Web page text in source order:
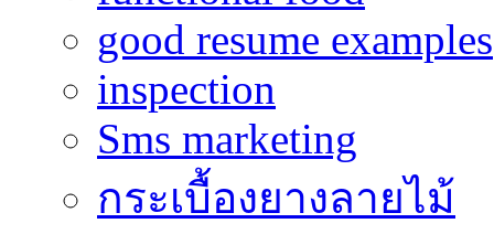
good resume examples
inspection
Sms marketing
กระเบื้องยางลายไม้